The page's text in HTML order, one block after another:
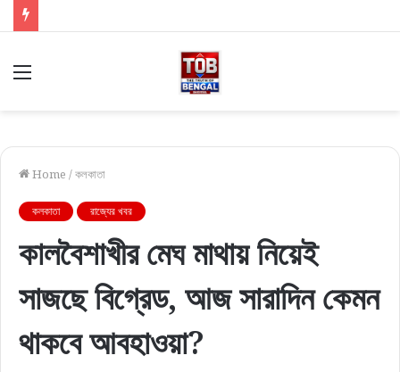
Menu
Home /কলকাতা
কলকাতা রাজ্যের খবর
কালবৈশাখীর মেঘ মাথায় নিয়েই
সাজছে বিগ্রেড, আজ সারাদিন কেমন
থাকবে আবহাওয়া?